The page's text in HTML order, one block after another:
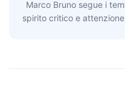
Marco Bruno segue i
spirito critico e